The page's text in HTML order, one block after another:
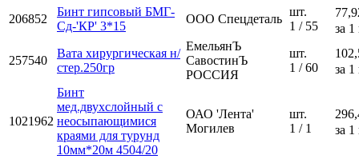
206852
Бинт гипсовый БМГ-
Сд-'КР' 3*15
ООО Спецдеталь
шт.
1 / 55
за
257540
Вата хирургическая н/
стер.250гр
ЕмельянЪ
СавостинЪ
РОССИЯ
шт.
1 / 60
за
1021962
Бинт
мед.двухслойный с
неосыпающимися
краями для турунд
10мм*20м 4504/20
ОАО 'Лента'
Могилев
шт.
1 / 1
за